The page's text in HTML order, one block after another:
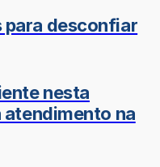
desconfiar
nesta
na